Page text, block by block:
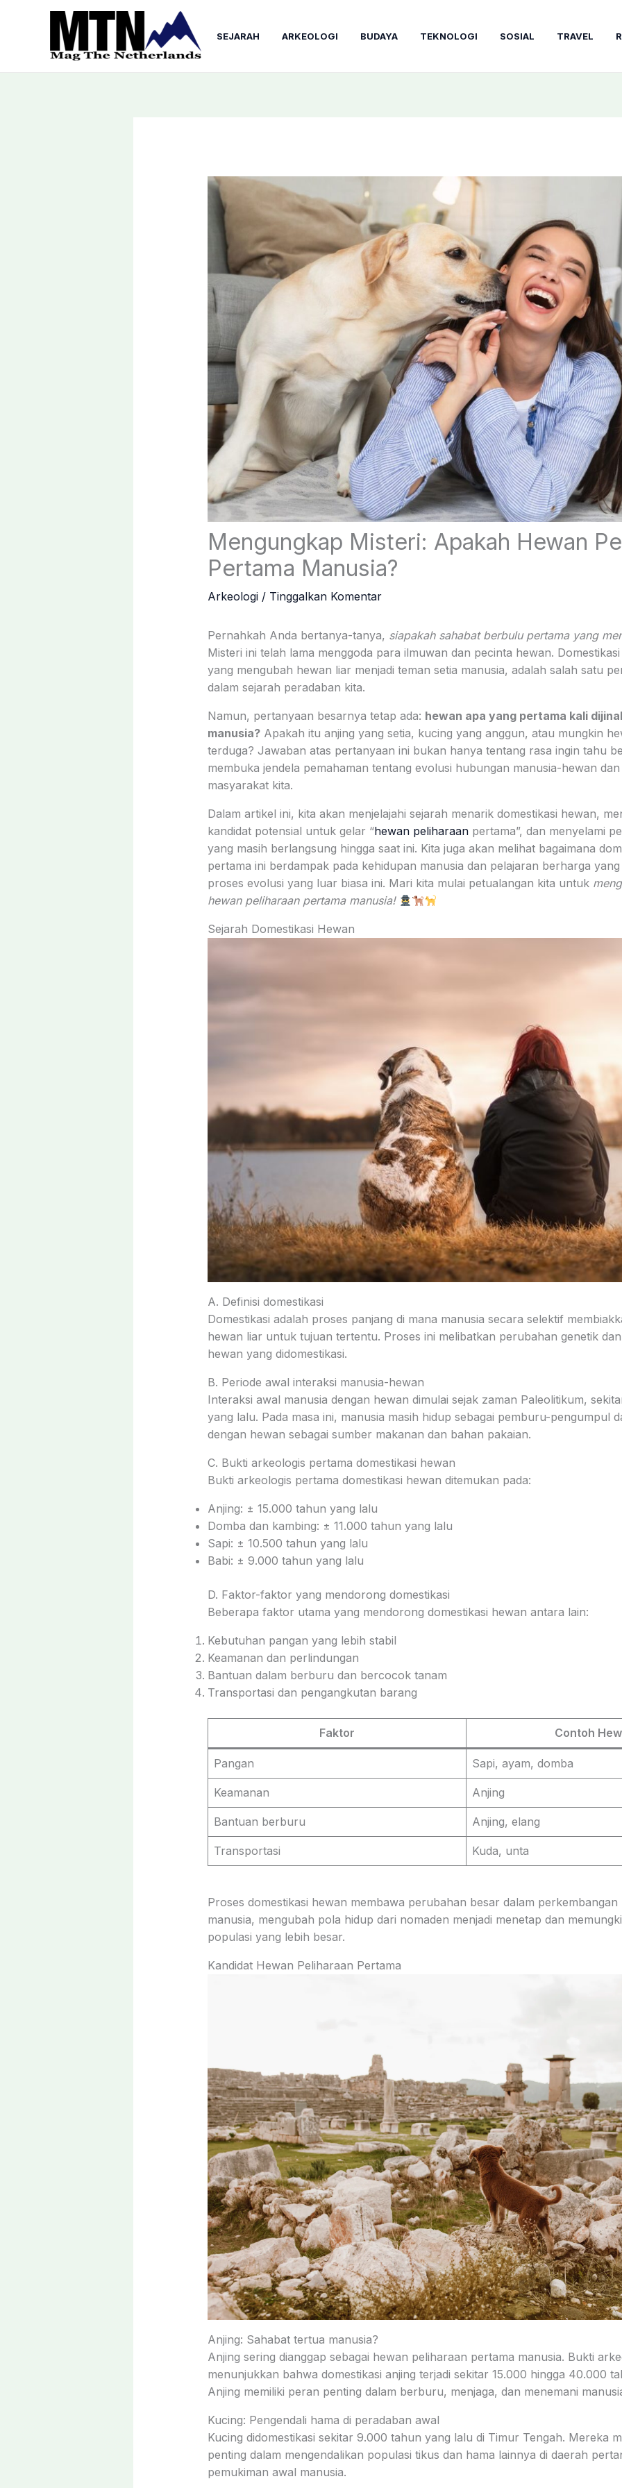
SEJARAH ARKEOLOGI BUDAYA TEKNOLOGI SOSIAL TRAVEL
Mengungkap Misteri: Apakah Hewan
Pertama Manusia?
Arkeologi/ Tinggalkan Komentar
Pernahkah Anda bertanya-tanya, siapakah sahabat berbulu pertama yang
Misteri ini telah lama menggoda para ilmuwan dan pecinta hewan.
yang mengubah hewan liar menjadi teman setia manusia, adalah salah satu
dalam sejarah peradaban kita.
Namun, pertanyaan besarnya tetap ada: hewan apa yang pertama kali
manusia?Apakah itu anjing yang setia, kucing yang anggun, atau mungkin
terduga? Jawaban atas pertanyaan ini bukan hanya tentang rasa ingin tahu
membuka jendela pemahaman tentang evolusi hubungan manusia-hewan
masyarakat kita.
Dalam artikel ini, kita akan menjelajahi sejarah menarik domestikasi hewan,
kandidat potensial untuk gelar “hewan peliharaanpertama”, dan menyelami
yang masih berlangsung hingga saat ini. Kita juga akan melihat bagaimana
pertama ini berdampak pada kehidupan manusia dan pelajaran berharga
proses evolusi yang luar biasa ini. Mari kita mulai petualangan kita untuk
hewan peliharaan pertama manusia!
Sejarah Domestikasi Hewan
A. Definisi domestikasi
Domestikasi adalah proses panjang di mana manusia secara selektif
hewan liar untuk tujuan tertentu. Proses ini melibatkan perubahan genetik
hewan yang didomestikasi.
B. Periode awal interaksi manusia-hewan
Interaksi awal manusia dengan hewan dimulai sejak zaman Paleolitikum,
yang lalu. Pada masa ini, manusia masih hidup sebagai pemburu-pengumpul
dengan hewan sebagai sumber makanan dan bahan pakaian.
C. Bukti arkeologis pertama domestikasi hewan
Bukti arkeologis pertama domestikasi hewan ditemukan pada:
Anjing: ± 15.000 tahun yang lalu
Domba dan kambing: ± 11.000 tahun yang lalu
Sapi: ± 10.500 tahun yang lalu
Babi: ± 9.000 tahun yang lalu
D. Faktor-faktor yang mendorong domestikasi
Beberapa faktor utama yang mendorong domestikasi hewan antara lain:
Kebutuhan pangan yang lebih stabil
Keamanan dan perlindungan
Bantuan dalam berburu dan bercocok tanam
Transportasi dan pengangkutan barang
Faktor Contoh
Pangan Sapi, ayam, domba
Keamanan Anjing
Bantuan berburu Anjing, elang
Transportasi Kuda, unta
Proses domestikasi hewan membawa perubahan besar dalam perkembangan
manusia, mengubah pola hidup dari nomaden menjadi menetap dan
populasi yang lebih besar.
Kandidat Hewan Peliharaan Pertama
Anjing: Sahabat tertua manusia?
Anjing sering dianggap sebagai hewan peliharaan pertama manusia. Bukti
menunjukkan bahwa domestikasi anjing terjadi sekitar 15.000 hingga 40.000
Anjing memiliki peran penting dalam berburu, menjaga, dan menemani
Kucing: Pengendali hama di peradaban awal
Kucing didomestikasi sekitar 9.000 tahun yang lalu di Timur Tengah. Mereka
penting dalam mengendalikan populasi tikus dan hama lainnya di daerah
pemukiman awal manusia.